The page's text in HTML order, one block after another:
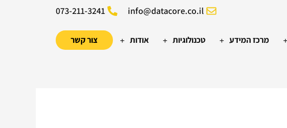
info@datacore.co.il
073-211-3241
מרכז המידע טכנולוגיות אודות צור קשר